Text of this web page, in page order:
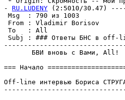
- RU.LUDENY (2:5010/
Msg  : 790 из
From : Vladimir Borisov
To   : All
Subj : ###
       БВИ вновь с Вами, All!
=== Начало
Off-line интервью Бориса